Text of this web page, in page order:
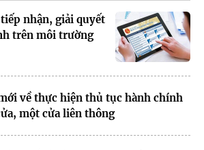
nhận, giải quyết
trên môi trường
về thực hiện thủ tục hành chính
một cửa liên thông